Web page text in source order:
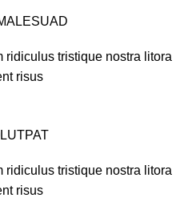
tristique nostra litora
risus
tristique nostra litora
risus